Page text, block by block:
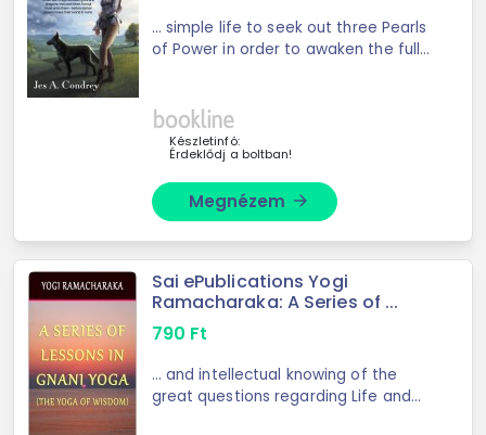
... simple life to seek out three Pearls
of Power in order to awaken the full
allies and power enough to stand
against ...
Készletinfó:
Érdeklődj a boltban!
Megnézem arrow_forward
Sai ePublications Yogi
Ramacharaka: A Series of ...
790 Ft
... and intellectual knowing of the
great questions regarding Life and